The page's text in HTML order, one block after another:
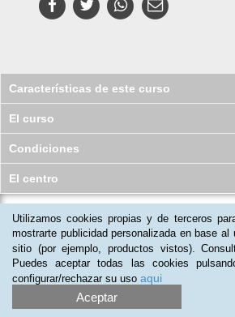
Características de este curso
El curso
Condiciones
El centro
Curso
( 2)
Utilizamos cookies propias y de terceros
mostrarte publicidad personalizada en base al
sitio (por ejemplo, productos vistos).
Puedes aceptar todas las cookies
configurar/rechazar su uso aqui
Aceptar